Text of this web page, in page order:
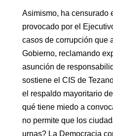
Asimismo, ha censurado
provocado por el
casos de corrupción que
Gobierno, reclamando
asunción de
sostiene el CIS de
el respaldo mayoritario
qué tiene miedo a
no permite que los
urnas? La Democracia